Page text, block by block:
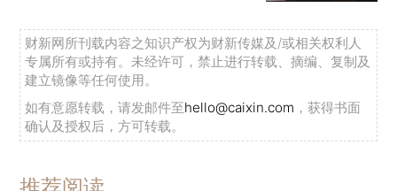
财新网所刊载内容之知识产权为财新传媒及/或相关权利人
专属所有或持有。未经许可，禁止进行转载、摘编、复制及
建立镜像等任何使用。
如有意愿转载，请发邮件至hello@caixin.com ，获得书面
确认及授权后，方可转载。